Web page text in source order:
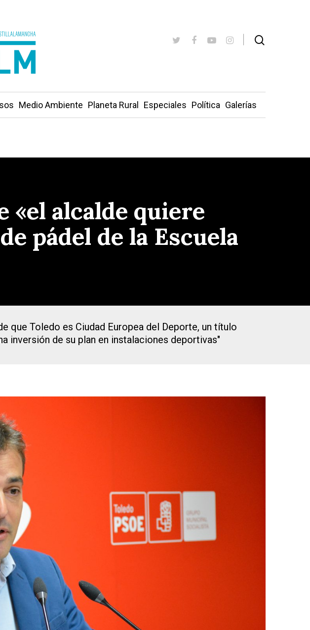
Medio Ambiente Planeta Rural Especiales Política Galerías
«el alcalde quiere
pádel de la Escuela
que Toledo es Ciudad Europea del Deporte, un título
inversión de su plan en instalaciones deportivas"